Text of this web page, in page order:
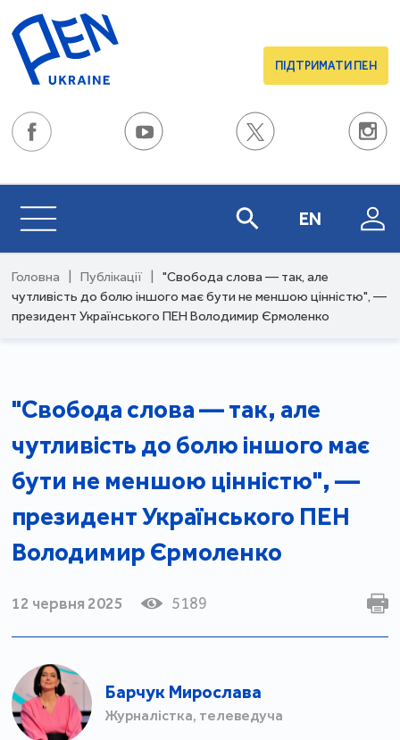
ПІДТРИМАТИ ПЕН
EN
Головна Публікації
"Свобода слова — так, але
чутливість до болю іншого має бути не меншою цінністю", —
президент Українського ПЕН Володимир Єрмоленко
"Свобода слова — так, але
чутливість до болю іншого має
бути не меншою цінністю", —
президент Українського ПЕН
Володимир Єрмоленко
12 червня 2025 5189
Барчук Мирослава
Журналістка, телеведуча